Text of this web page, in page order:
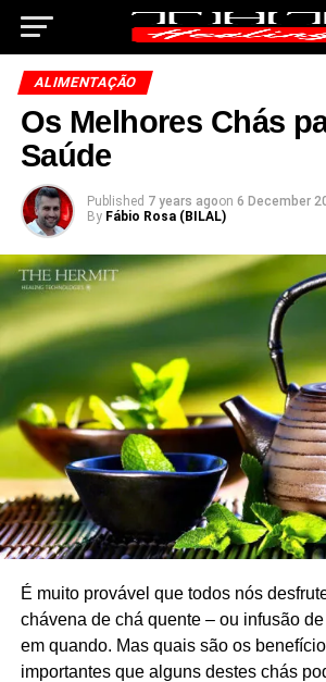
ALIMENTAÇÃO
Os Melhores Chás
Saúde
Published 7 years agoon 6 December
By Fábio Rosa (BILAL)
É muito provável que todos nós
chávena de chá quente – ou infusão
em quando. Mas quais são os
importantes que alguns destes chás